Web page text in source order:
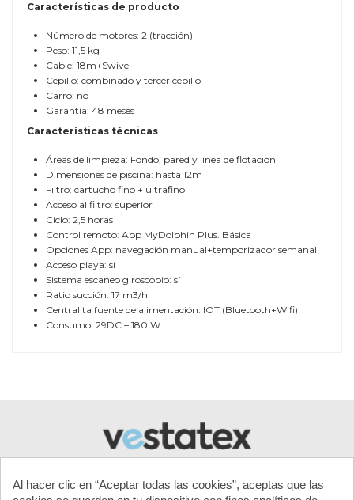
Características de producto
Número de motores: 2 (tracción)
Peso: 11,5 kg
Cable: 18m+Swivel
Cepillo: combinado y tercer cepillo
Carro: no
Garantía: 48 meses
Características técnicas
Áreas de limpieza: Fondo, pared y línea de flotación
Dimensiones de piscina: hasta 12m
Filtro: cartucho fino + ultrafino
Acceso al filtro: superior
Ciclo: 2,5 horas
Control remoto: App MyDolphin Plus. Básica
Opciones App: navegación manual+temporizador semanal
Acceso playa: sí
Sistema escaneo giroscopio: sí
Ratio succión: 17 m3/h
Centralita fuente de alimentación: IOT (Bluetooth+Wifi)
Consumo: 29DC – 180 W
flotación
CONTROL REMOTO Sí
REVESTIMIENTO Gresite / liner / poliéster / PVC /
Al hacer clic en “Aceptar todas las cookies”, aceptas que las